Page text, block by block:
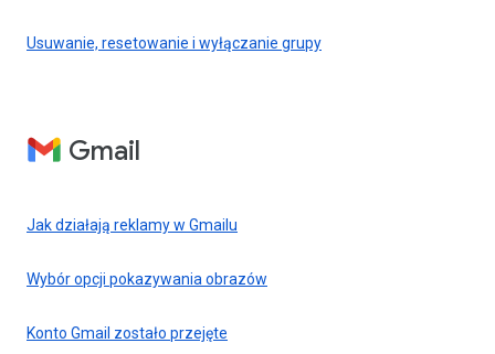
Usuwanie, resetowanie i wyłączanie grupy
Gmail
Jak działają reklamy w Gmailu
Wybór opcji pokazywania obrazów
Konto Gmail zostało przejęte